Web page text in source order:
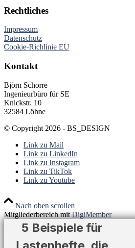
Rechtliches
Impressum
Datenschutz
Cookie-Richlinie EU
Kontakt
Björn Schorre
Ingenieurbüro für SE
Knickstr. 10
32584 Löhne
© Copyright 2026 - BS_DESIGN
Link zu Mail
Link zu LinkedIn
Link zu Instagram
Link zu TikTok
Link zu Youtube
Nach oben scrollen
Mitgliederbereich mitDigiMember
5 Beispiele für